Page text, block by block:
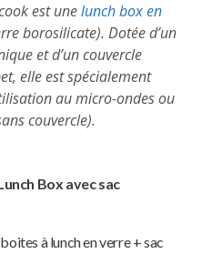
est unelunch box en
borosilicate). Dotée d’un
et d’un couvercle
elle est spécialement
au micro-ondes ou
couvercle).
Box avec sac
à lunch en verre + sac